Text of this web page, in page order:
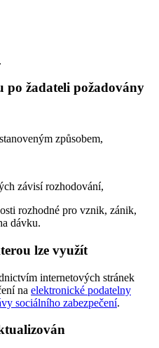
.
po žadateli požadovány
způsobem,
závisí rozhodování,
rozhodné pro vznik, zánik,
dávku.
lze využít
internetových stránek
na elektronické podatelny
sociálního zabezpečení.